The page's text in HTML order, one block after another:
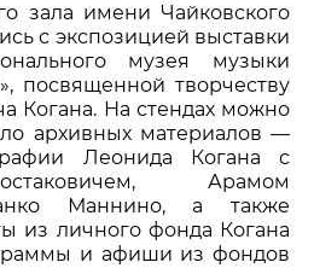
зала имени Чайковского
с экспозицией выставки
музея музыки
посвященной творчеству
Когана. На стендах можно
архивных материалов —
Леонида Когана с
Арамом
Маннино, а также
из личного фонда Когана
и афиши из фондов